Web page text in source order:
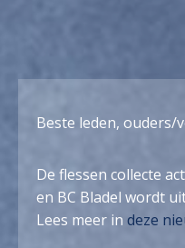
Beste leden, ouders/
De flessen collecte
en BC Bladel wordt
Lees meer in deze